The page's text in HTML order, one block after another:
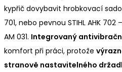
kypřič dovybavit hrobkovací
701, nebo pevnou STIHL AHK
AM 031. Integrovaný
komfort při práci, protože
stranově nastavitelného